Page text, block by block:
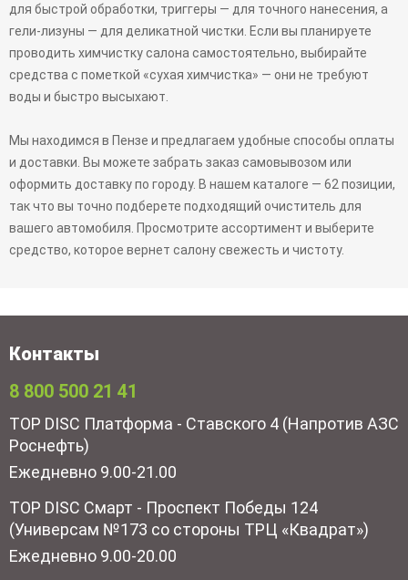
для быстрой обработки, триггеры — для точного нанесения, а
гели-лизуны — для деликатной чистки. Если вы планируете
проводить химчистку салона самостоятельно, выбирайте
средства с пометкой «сухая химчистка» — они не требуют
воды и быстро высыхают.
Мы находимся в Пензе и предлагаем удобные способы оплаты
и доставки. Вы можете забрать заказ самовывозом или
оформить доставку по городу. В нашем каталоге — 62 позиции,
так что вы точно подберете подходящий очиститель для
вашего автомобиля. Просмотрите ассортимент и выберите
средство, которое вернет салону свежесть и чистоту.
Контакты
8 800 500 21 41
TOP DISC Платформа - Ставского 4 (Напротив АЗС
Роснефть)
Ежедневно 9.00-21.00
TOP DISC Смарт - Проспект Победы 124
(Универсам №173 со стороны ТРЦ «Квадрат»)
Ежедневно 9.00-20.00